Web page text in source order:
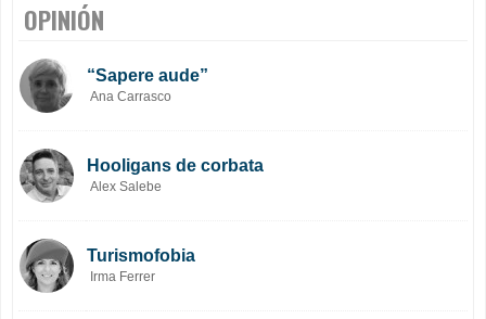
OPINIÓN
“Sapere aude”
Ana Carrasco
Hooligans de corbata
Alex Salebe
Turismofobia
Irma Ferrer